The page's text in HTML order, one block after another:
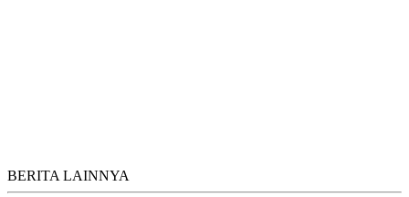
BERITA LAINNYA